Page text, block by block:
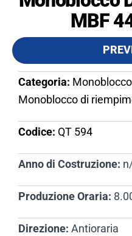
MBF
Categoria:
Monoblocco di
Codice: QT 594​
Anno di Costruzione:
Produzione Oraria:
Direzione: Antioraria